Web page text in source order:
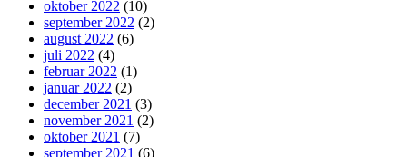
oktober 2022 (10)
september 2022 (2)
august 2022 (6)
juli 2022 (4)
februar 2022 (1)
januar 2022 (2)
december 2021 (3)
november 2021 (2)
oktober 2021 (7)
september 2021 (6)